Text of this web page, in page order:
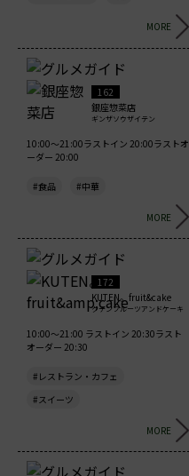
MORE
162
銀座惣菜店
ギンザソウザイテン
10:00～21:00ラストイン 20:00ラストオ
ーダー 20:00
#食品 #中華
MORE
172
KUTEN。fruit&cake
クテンフルーツアンドケーキ
10:00～21:00 ラストイン 20:30ラスト
オーダー 20:30
#レストラン・カフェ
#スイーツ
MORE